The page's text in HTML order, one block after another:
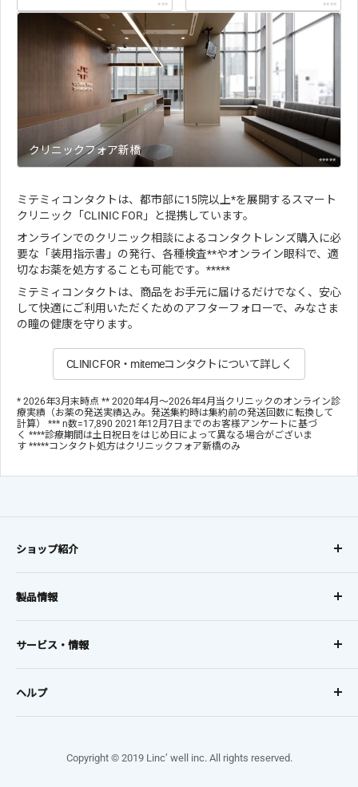
*** ****
クリニックフォア新橋
*****
ミテミィコンタクトは、都市部に15院以上*を展開するスマート
クリニック「CLINIC FOR」と提携しています。
オンラインでのクリニック相談によるコンタクトレンズ購入に必
要な「装用指示書」の発行、各種検査**やオンライン眼科で、適
切なお薬を処方することも可能です。*****
ミテミィコンタクトは、商品をお手元に届けるだけでなく、安心
して快適にご利用いただくためのアフターフォローで、みなさま
の瞳の健康を守ります。
CLINIC FOR・mitemeコンタクトについて詳しく
* 2026年3月末時点 ** 2020年4月～2026年4月当クリニックのオンライン診
療実績（お薬の発送実績込み。発送集約時は集約前の発送回数に転換して
計算） *** n数=17,890 2021年12月7日までのお客様アンケートに基づ
く ****診療期間は土日祝日をはじめ日によって異なる場合がございま
す *****コンタクト処方はクリニックフォア新橋のみ
ショップ紹介
コンタクトレンズに、
オンラインでも安心を。
2回目以降10%OFF!!
5,500円(税込)以上で全国送料無料
ミテミィコンタクトについて
製品情報
レンズタイプから探す
レンズメーカーから探す
サービス・情報
利用規約・プライバシーポリシー・特定商取引法に基づく表
記
お支払い・配送方法
ポイント規約
ヘルプ
ご利用ガイド
Copyright © 2019 Linc’ well inc. All rights reserved.